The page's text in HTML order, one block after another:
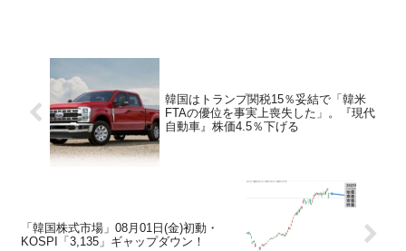
韓国はトランプ関税15％妥結で「韓米
FTAの優位を事実上喪失した」。『現代
自動車』株価4.5％下げる
「韓国株式市場」08月01日(金)初動・
KOSPI「3,135」ギャップダウン！